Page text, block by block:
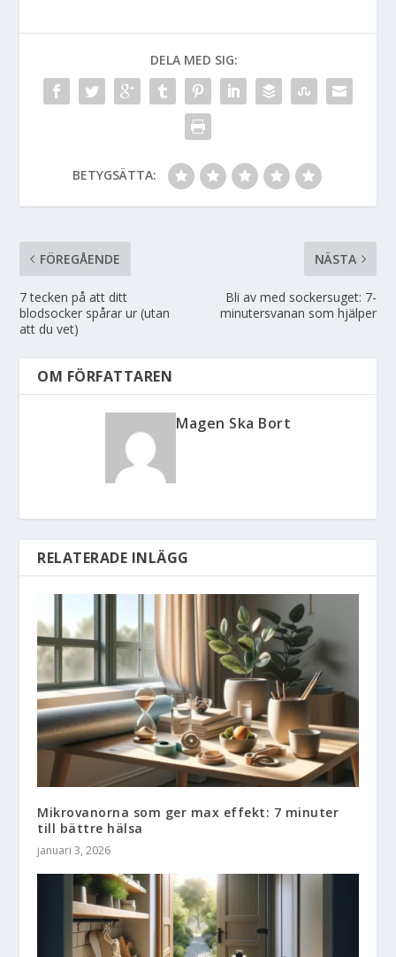
DELA MED SIG:
BETYGSÄTTA:
FÖREGÅENDE
7 tecken på att ditt
blodsocker spårar ur (utan
att du vet)
NÄSTA
Bli av med sockersuget: 7-
minutersvanan som hjälper
OM FÖRFATTAREN
Magen Ska Bort
RELATERADE INLÄGG
Mikrovanorna som ger max effekt: 7 minuter
till bättre hälsa
januari 3, 2026